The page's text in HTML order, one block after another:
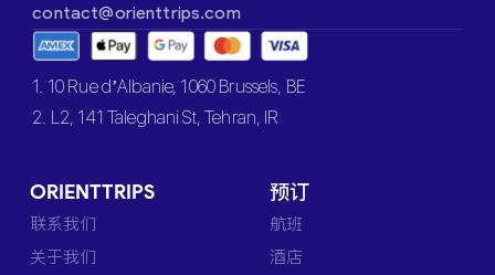
contact@orienttrips.com
1. 10 Rue d’Albanie, 1060 Brussels, BE
2. L2, 141 Taleghani St, Tehran, IR
ORIENTTRIPS
联系我们
关于我们
预订
航班
酒店